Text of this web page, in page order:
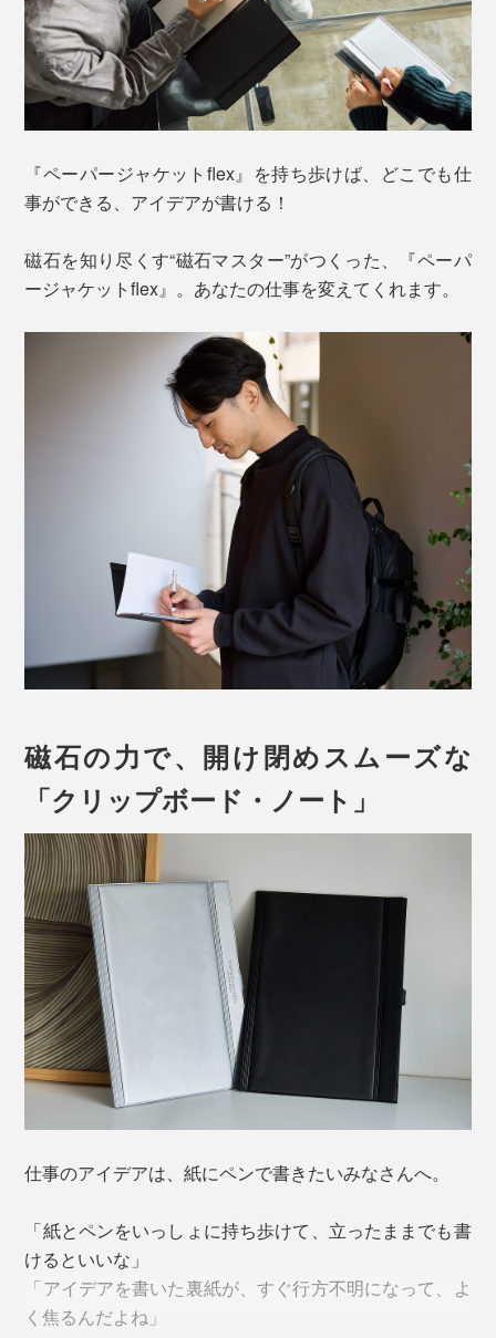
『ペーパージャケットflex』を持ち歩けば、どこでも仕
事ができる、アイデアが書ける！
磁石を知り尽くす“磁石マスター”がつくった、『ペーパ
ージャケットflex』。あなたの仕事を変えてくれます。
磁石の力で、開け閉めスムーズな
「クリップボード・ノート」
仕事のアイデアは、紙にペンで書きたいみなさんへ。
「紙とペンをいっしょに持ち歩けて、立ったままでも書
けるといいな」
「アイデアを書いた裏紙が、すぐ行方不明になって、よ
く焦るんだよね」